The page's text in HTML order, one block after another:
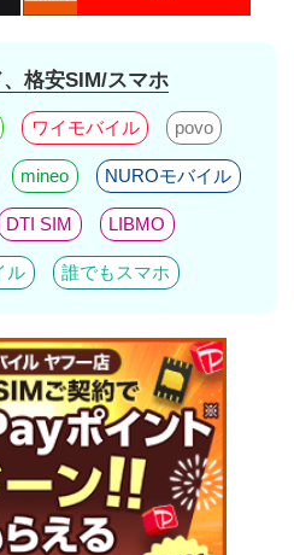
格安SIM/スマホ
ワイモバイル povo
mineo NUROモバイル
DTI SIM LIBMO
ル 誰でもスマホ